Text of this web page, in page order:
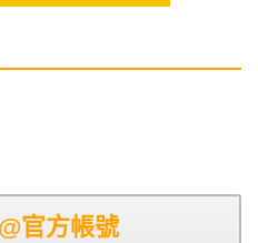
官方帳號